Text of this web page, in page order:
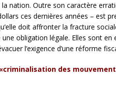
nation. Outre son caractère
ces dernières années – est
doit affronter la fracture
obligation légale. Elles sont
l’exigence d’une réforme
des